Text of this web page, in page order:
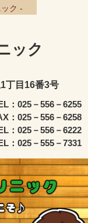
ク -
ック
丁目16番3号
：025－556－6255
：025－556－6258
：025－556－6222
：025－555－7331